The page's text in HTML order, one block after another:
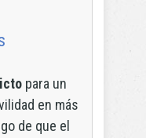
para un
en más
de que el